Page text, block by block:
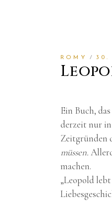
ROMY 30.
Ein Buch,
derzeit nur in
Zeitgründen
müssen.
machen.
„Leopold